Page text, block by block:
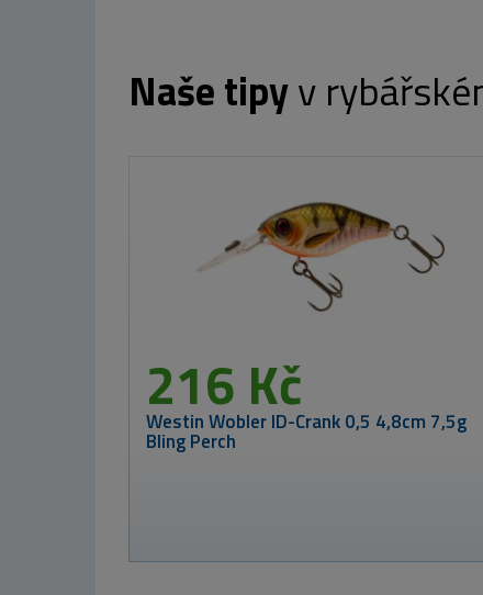
Naše tipyv
216 Kč
Westin Wobler ID-Crank 0,5 4,8cm 7,5g